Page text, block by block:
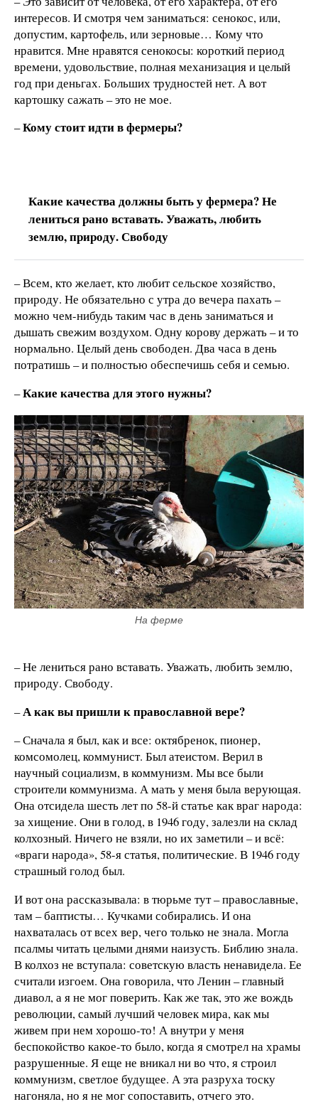
интересов. И смотря чем заниматься: сенокос, или,
допустим, картофель, или зерновые… Кому что
нравится. Мне нравятся сенокосы: короткий период
времени, удовольствие, полная механизация и целый
год при деньгах. Больших трудностей нет. А вот
картошку сажать – это не мое.
–Кому стоит идти в фермеры?
Какие качества должны быть у фермера? Не
лениться рано вставать. Уважать, любить
землю, природу. Свободу
– Всем, кто желает, кто любит сельское хозяйство,
природу. Не обязательно с утра до вечера пахать –
можно чем-нибудь таким час в день заниматься и
дышать свежим воздухом. Одну корову держать – и то
нормально. Целый день свободен. Два часа в день
потратишь – и полностью обеспечишь себя и семью.
–Какие качества для этого нужны?
На ферме
– Не лениться рано вставать. Уважать, любить землю,
природу. Свободу.
–А как вы пришли к православной вере?
– Сначала я был, как и все: октябренок, пионер,
комсомолец, коммунист. Был атеистом. Верил в
научный социализм, в коммунизм. Мы все были
строители коммунизма. А мать у меня была верующая.
Она отсидела шесть лет по 58-й статье как враг народа:
за хищение. Они в голод, в 1946 году, залезли на склад
колхозный. Ничего не взяли, но их заметили – и всё:
«враги народа», 58-я статья, политические. В 1946 году
страшный голод был.
И вот она рассказывала: в тюрьме тут – православные,
там – баптисты… Кучками собирались. И она
нахваталась от всех вер, чего только не знала. Могла
псалмы читать целыми днями наизусть. Библию знала.
В колхоз не вступала: советскую власть ненавидела. Ее
считали изгоем. Она говорила, что Ленин – главный
диавол, а я не мог поверить. Как же так, это же вождь
революции, самый лучший человек мира, как мы
живем при нем хорошо-то! А внутри у меня
беспокойство какое-то было, когда я смотрел на храмы
разрушенные. Я еще не вникал ни во что, я строил
коммунизм, светлое будущее. А эта разруха тоску
нагоняла, но я не мог сопоставить, отчего это.